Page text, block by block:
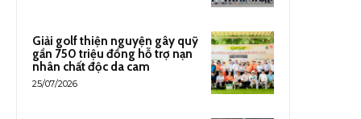
Giải golf thiện nguyện gây quỹ
gần 750 triệu đồng hỗ trợ nạn
nhân chất độc da cam
25/07/2026